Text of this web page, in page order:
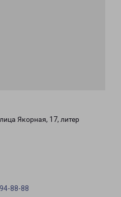
Якорная, 17, литер
88-88